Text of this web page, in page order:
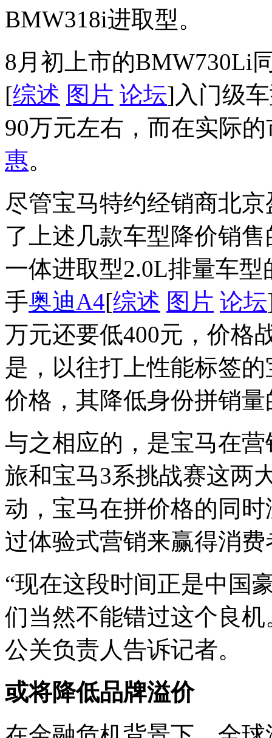
BMW318i进取型。
8月初上市的BMW730Li
[综述 图片 论坛]入门级
90万元左右，而在实际
惠。
尽管宝马特约经销商北
了上述几款车型降价销
一体进取型2.0L排量车
手奥迪A4[综述 图片 论坛
万元还要低400元，价格
是，以往打上性能标签
价格，其降低身份拼销
与之相应的，是宝马在
旅和宝马3系挑战赛这两
动，宝马在拼价格的同
过体验式营销来赢得消
“现在这段时间正是中国
们当然不能错过这个良
公关负责人告诉记者。
或将降低品牌溢价